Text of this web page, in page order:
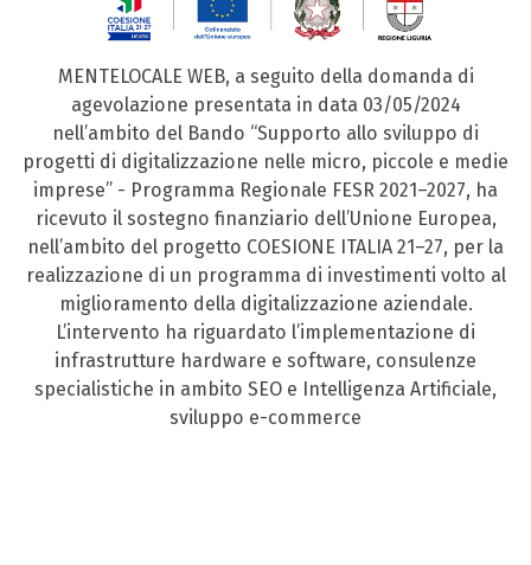
MENTELOCALE WEB, a seguito della domanda di
agevolazione presentata in data 03/05/2024
nell’ambito del Bando “Supporto allo sviluppo di
progetti di digitalizzazione nelle micro, piccole e medie
imprese” - Programma Regionale FESR 2021–2027, ha
ricevuto il sostegno finanziario dell’Unione Europea,
nell’ambito del progetto COESIONE ITALIA 21–27, per la
realizzazione di un programma di investimenti volto al
miglioramento della digitalizzazione aziendale.
L’intervento ha riguardato l’implementazione di
infrastrutture hardware e software, consulenze
specialistiche in ambito SEO e Intelligenza Artificiale,
sviluppo e-commerce